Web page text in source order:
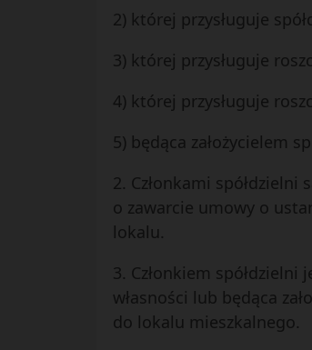
2) której przysługuje
3) której przysługuje
4) której przysługuje
5) będąca założycielem
2. Członkami
o zawarcie umowy o
lokalu.
3. Członkiem
własności lub będąca
do lokalu mieszkalnego.